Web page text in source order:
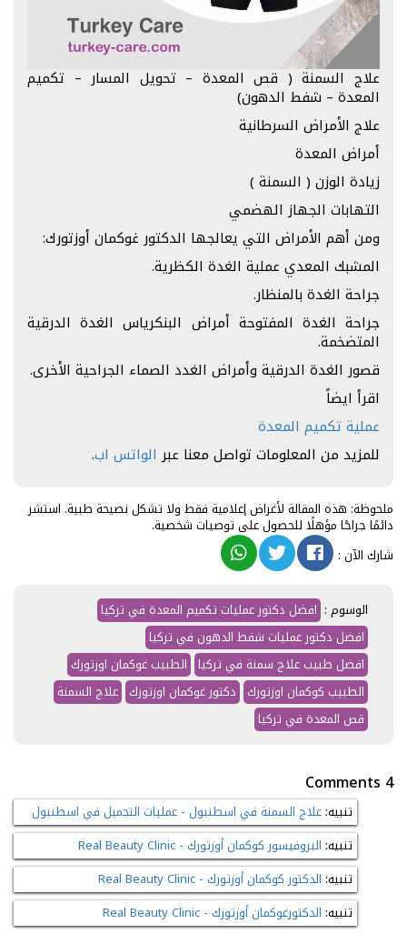
علاج السمنة ( قص المعدة – تحويل المسار – تكميم
المعدة – شفط الدهون)
علاج الأمراض السرطانية
أمراض المعدة
زيادة الوزن ( السمنة )
التهابات الجهاز الهضمي
ومن أهم الأمراض التي يعالجها الدكتور غوكمان أوزتورك:
المشبك المعدي عملية الغدة الكظرية.
جراحة الغدة بالمنظار.
جراحة الغدة المفتوحة أمراض البنكرياس الغدة الدرقية
المتضخمة.
قصور الغدة الدرقية وأمراض الغدد الصماء الجراحية الأخرى.
اقرأ ايضاً
عملية تكميم المعدة
للمزيد من المعلومات تواصل معنا عبر الواتس اب.
ملحوظة: هذه المقالة لأغراض إعلامية فقط ولا تشكل نصيحة طبية. استشر
دائمًا جراحًا مؤهلًا للحصول على توصيات شخصية.
شارك الآن :
الوسوم : افضل دكتور عمليات تكميم المعدة في تركيا
افضل دكتور عمليات شفط الدهون في تركيا
افضل طبيب علاج سمنة في تركيا الطبيب غوكمان اوزتورك
الطبيب كوكمان اوزتورك دكتور غوكمان اوزتورك علاج السمنة
قص المعدة في تركيا
4 Comments
تنبيه:علاج السمنة في اسطنبول - عمليات التجميل في اسطنبول
تنبيه: البروفيسور كوكمان أوزتورك - Real Beauty Clinic
تنبيه: الدكتور كوكمان أوزتورك - Real Beauty Clinic
تنبيه: الدكتورغوكمان أوزتورك - Real Beauty Clinic